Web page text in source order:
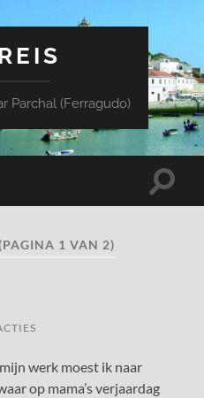
Parchal (Ferragudo)
Toggle
1 VAN 2)
werk moest ik naar
op mama’s verjaardag